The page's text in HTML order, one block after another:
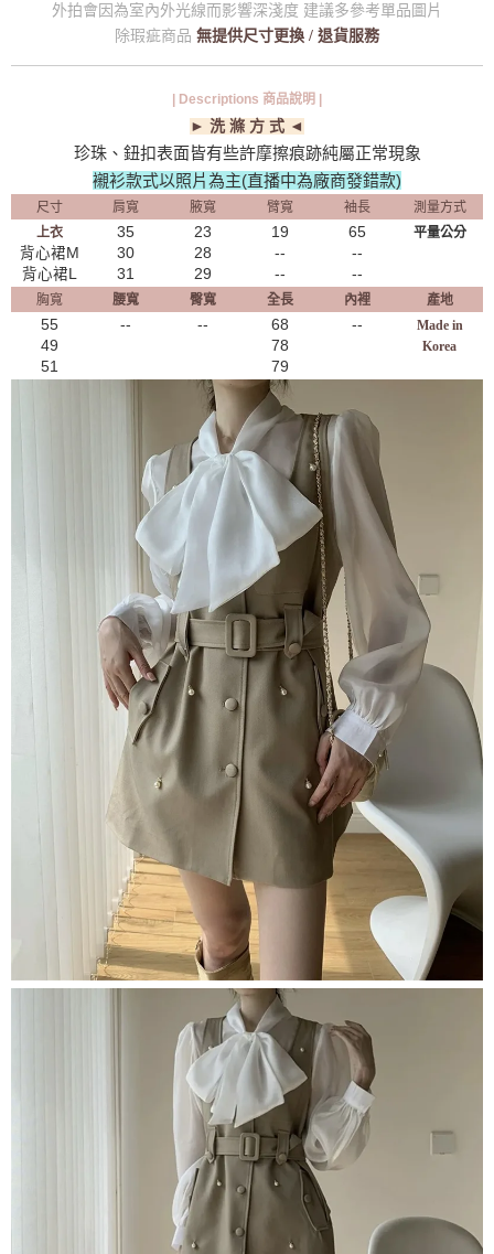
外拍會因為室內外光線而影響深淺度 建議多參考單品圖片
除瑕疵商品 無提供尺寸更換 / 退貨服務
| Descriptions 商品說明 |
► 洗 滌 方 式 ◄
珍珠、鈕扣表面皆有些許摩擦痕跡純屬正常現象
襯衫款式以照片為主(直播中為廠商發錯款)
尺寸 肩寬 腋寬 臂寬 袖長
測量方式
上衣
背心裙M
背心裙L
35
30
31
23
28
29
19
--
--
65
--
--
平量公分
胸寬 腰寬 臀寬 全長 內裡 產地
55
49
51
-- --
68
78
79
--
Made in
Korea